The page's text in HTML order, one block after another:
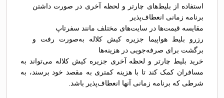
استفاده از بلیط‌های چارتر و لحظه آخری در صورت داشتن
برنامه زمانی انعطاف‌پذیر
مقایسه قیمت‌ها در سایت‌های مختلف مانند سفرتاپ
رزرو بلیط هواپیما جزیره کیش کلاله به‌صورت رفت و
برگشت برای صرفه‌جویی در هزینه‌ها
خرید بلیط چارتر و لحظه آخری جزیره کیش کلاله می‌تواند به
مسافران کمک کند تا با هزینه کمتری به مقصد خود برسند، به
شرطی که برنامه زمانی آنها انعطاف‌پذیر باشد.